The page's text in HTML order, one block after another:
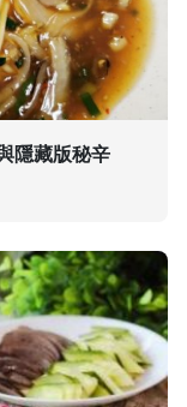
隱藏版秘辛